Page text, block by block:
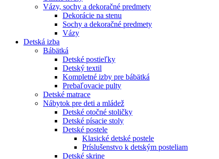
Vázy, sochy a dekoračné predmety
Dekorácie na stenu
Sochy a dekoračné predmety
Vázy
Detská izba
Bábätká
Detské postieľky
Detský textil
Kompletné izby pre bábätká
Prebaľovacie pulty
Detské matrace
Nábytok pre deti a mládež
Detské otočné stoličky
Detské písacie stoly
Detské postele
Klasické detské postele
Príslušenstvo k detským posteliam
Detské skrine